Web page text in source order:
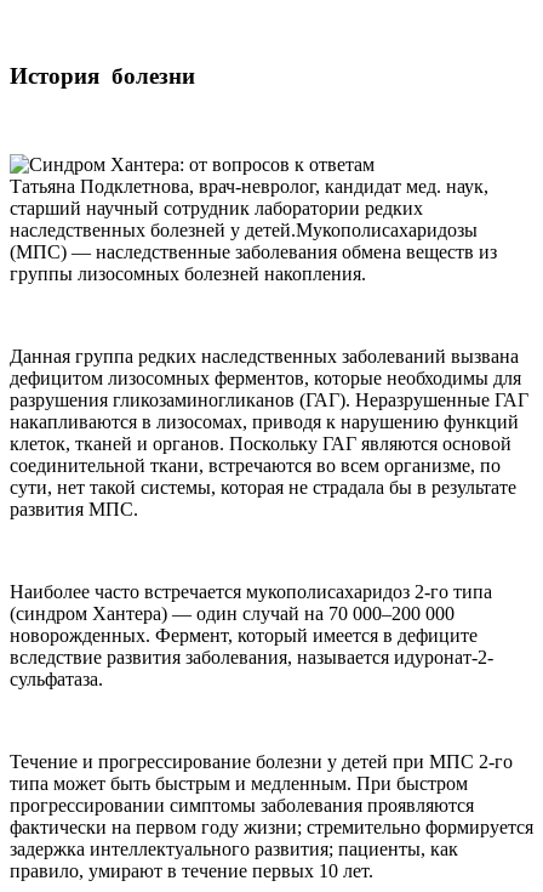
История болезни
Татьяна Подклетнова, врач-невролог, кандидат мед. наук,
старший научный сотрудник лаборатории редких
наследственных болезней у детей.Мукополисахаридозы
(МПС) — наследственные заболевания обмена веществ из
группы лизосомных болезней накопления.
Данная группа редких наследственных заболеваний вызвана
дефицитом лизосомных ферментов, которые необходимы для
разрушения гликозаминогликанов (ГАГ). Неразрушенные ГАГ
накапливаются в лизосомах, приводя к нарушению функций
клеток, тканей и органов. Поскольку ГАГ являются основой
соединительной ткани, встречаются во всем организме, по
сути, нет такой системы, которая не страдала бы в результате
развития МПС.
Наиболее часто встречается мукополисахаридоз 2-го типа
(синдром Хантера) — один случай на 70 000–200 000
новорожденных. Фермент, который имеется в дефиците
вследствие развития заболевания, называется идуронат-2-
сульфатаза.
Течение и прогрессирование болезни у детей при МПС 2-го
типа может быть быстрым и медленным. При быстром
прогрессировании симптомы заболевания проявляются
фактически на первом году жизни; стремительно формируется
задержка интеллектуального развития; пациенты, как
правило, умирают в течение первых 10 лет.